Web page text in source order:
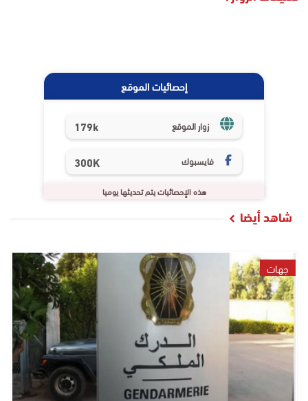
إحصائيات الموقع
زوار الموقع 179k
فايسبوك 300K
هذه الإحصائيات يتم تحديثها يوميا
شاهد أيضا
جهات